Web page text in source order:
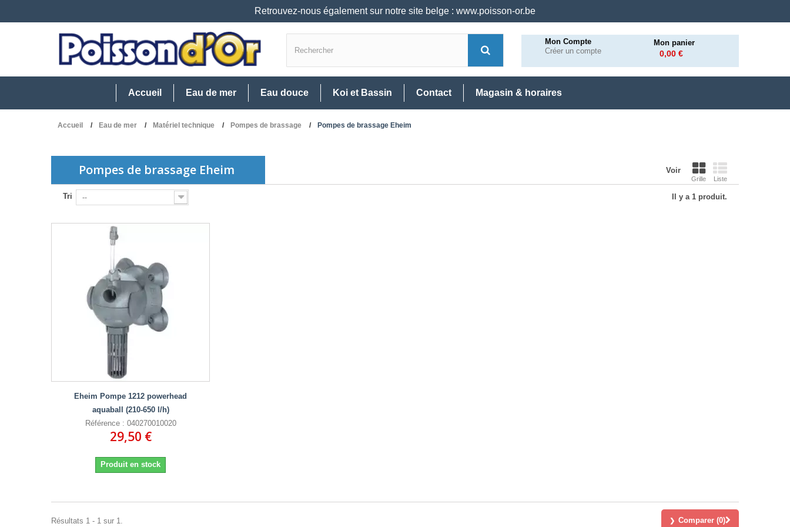
Retrouvez-nous également sur notre site belge : www.poisson-or.be
Mon Compte
Créer un compte
Mon panier
0,00 €
Accueil Eau de mer Eau douce Koi et Bassin Contact Magasin & horaires
Accueil Eau de mer Matériel technique Pompes de brassage Pompes de brassage Eheim
Pompes de brassage Eheim Voir
Grille Liste
Tri -- Il y a 1 produit.
Eheim Pompe 1212 powerhead
aquaball (210-650 l/h)
Référence : 040270010020
29,50 €
Produit en stock
Comparer (0)
Résultats 1 - 1 sur 1.